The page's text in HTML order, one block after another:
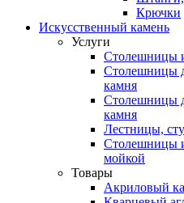
Крючки
Искусственный камень
Услуги
Столешницы
Столешницы
камня
Столешницы
камня
Лестницы,
Столешницы
мойкой
Товары
Акриловый